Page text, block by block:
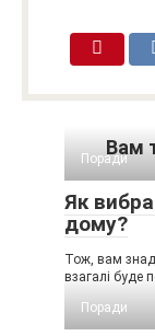
Вам
Поради
Як
дому?
Тож, вам
взагалі буде
Поради